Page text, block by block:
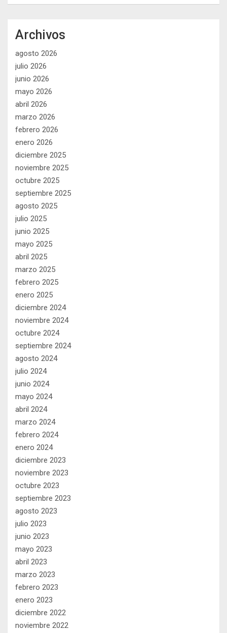
Archivos
agosto 2026
julio 2026
junio 2026
mayo 2026
abril 2026
marzo 2026
febrero 2026
enero 2026
diciembre 2025
noviembre 2025
octubre 2025
septiembre 2025
agosto 2025
julio 2025
junio 2025
mayo 2025
abril 2025
marzo 2025
febrero 2025
enero 2025
diciembre 2024
noviembre 2024
octubre 2024
septiembre 2024
agosto 2024
julio 2024
junio 2024
mayo 2024
abril 2024
marzo 2024
febrero 2024
enero 2024
diciembre 2023
noviembre 2023
octubre 2023
septiembre 2023
agosto 2023
julio 2023
junio 2023
mayo 2023
abril 2023
marzo 2023
febrero 2023
enero 2023
diciembre 2022
noviembre 2022